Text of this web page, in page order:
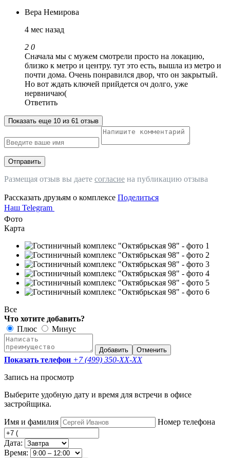
Вера Немирова
4 мес назад
2 0
Сначала мы с мужем смотрели просто на локацию,
близко к метро и центру. тут это есть, вышла из метро и
почти дома. Очень понравился двор, что он закрытый.
Но вот ждать ключей прийдется оч долго, уже
нервничаю(
Ответить
Показать еще 10 из 61 отзыв
Отправить
Размещая отзыв вы даете согласие на публикацию отзыва
Рассказать друзьям о комплексе Поделиться
Наш Telegram
Фото
Карта
Все
Что хотите добавить?
Плюс
Минус
Добавить Отменить
Показать телефон +7 (499) 350-XX-XX
Запись на просмотр
Выберите удобную дату и время для встречи в офисе
застройщика.
Имя и фамилия Номер телефона
Дата:
Время: